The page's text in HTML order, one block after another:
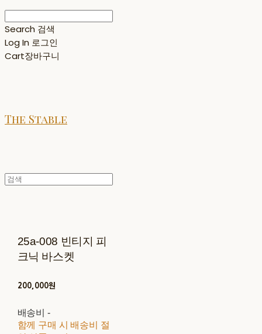
Search 검색
Log In 로그인
Cart장바구니
The Stable
25a-008 빈티지 피
크닉 바스켓
200,000원
배송비 -
함께 구매 시 배송비 절